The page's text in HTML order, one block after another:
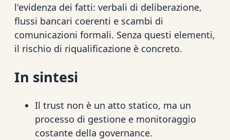
l'evidenza dei fatti: verbali di deliberazione,
flussi bancari coerenti e scambi di
comunicazioni formali. Senza questi elementi,
il rischio di riqualificazione è concreto.
In sintesi
Il trust non è un atto statico, ma un
processo di gestione e monitoraggio
costante della governance.